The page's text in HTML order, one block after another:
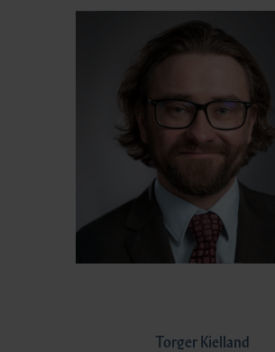
Torger Kielland